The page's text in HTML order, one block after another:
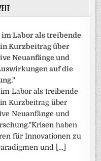
Labor als treibende
Kurzbeitrag über
Neuanfänge und
auf die
Labor als treibende
Kurzbeitrag über
Neuanfänge und
haben
für Innovationen zu
und […]